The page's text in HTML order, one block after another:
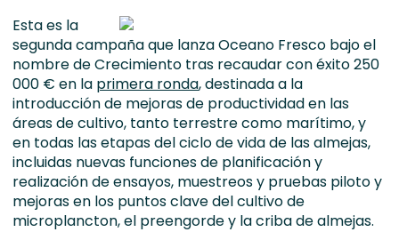
Esta es la
segunda campaña que lanza Oceano Fresco bajo el
nombre de Crecimiento tras recaudar con éxito 250
000 € en la primera ronda, destinada a la
introducción de mejoras de productividad en las
áreas de cultivo, tanto terrestre como marítimo, y
en todas las etapas del ciclo de vida de las almejas,
incluidas nuevas funciones de planificación y
realización de ensayos, muestreos y pruebas piloto y
mejoras en los puntos clave del cultivo de
microplancton, el preengorde y la criba de almejas.